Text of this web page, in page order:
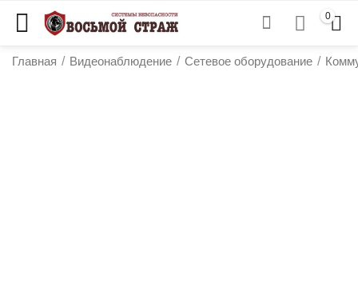
0
Главная / Видеонаблюдение / Сетевое оборудование /